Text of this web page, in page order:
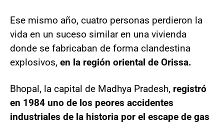
Ese mismo año, cuatro personas perdieron la
vida en un suceso similar en una vivienda
donde se fabricaban de forma clandestina
explosivos, en la región oriental de Orissa.
Bhopal, la capital de Madhya Pradesh, registró
en 1984 uno de los peores accidentes
industriales de la historia por el escape de gas